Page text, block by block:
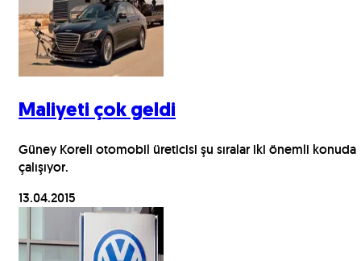
Maliyeti çok geldi
Güney Koreli otomobil üreticisi şu sıralar iki önemli konuda
çalışıyor.
13.04.2015